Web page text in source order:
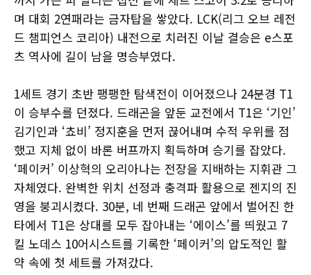
며 대회 2연패라는 금자탑을 쌓았다. LCK(리그 오브 레전
드 챔피언스 코리아) 내전으로 치러진 이날 결승은 e스포
츠 역사에 길이 남을 명승부였다.
1세트 경기 초반 팽팽한 탐색전이 이어졌으나 24분경 T1
이 승부수를 던졌다. 드래곤을 앞둔 교전에서 T1은 ‘기인’
김기인과 ‘쵸비’ 정지훈을 먼저 끊어내며 수적 우위를 점
했고 지체 없이 바론 버프까지 획득하며 승기를 잡았다.
‘페이커’ 이상혁의 오리아나는 전장을 지배하는 지휘관 그
자체였다. 완벽한 위치 선정과 충격파 활용으로 젠지의 진
영을 붕괴시켰다. 30분, 네 번째 드래곤 앞에서 벌어진 한
타에서 T1은 상대를 모두 잡아내는 ‘에이스’를 띄웠고 7
킬 노데스 10어시스트를 기록한 ‘페이커’의 압도적인 활
약 속에 첫 세트를 가져갔다.